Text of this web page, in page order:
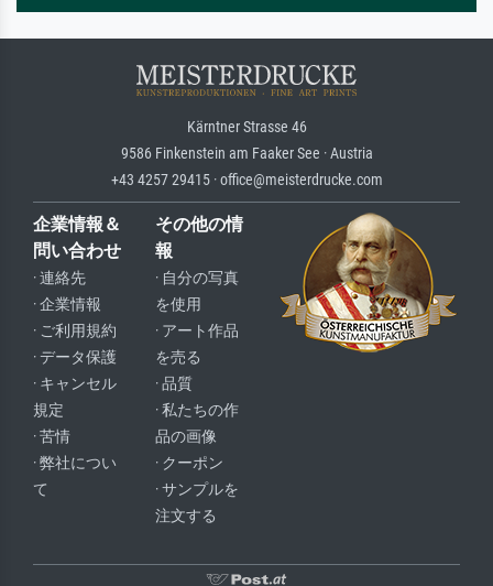
Kärntner Strasse 46
9586 Finkenstein am Faaker See · Austria
+43 4257 29415 · office@meisterdrucke.com
企業情報＆
問い合わせ
· 連絡先
· 企業情報
· ご利用規約
· データ保護
· キャンセル
規定
· 苦情
· 弊社につい
て
その他の情
報
· 自分の写真
を使用
· アート作品
を売る
· 品質
· 私たちの作
品の画像
· クーポン
· サンプルを
注文する